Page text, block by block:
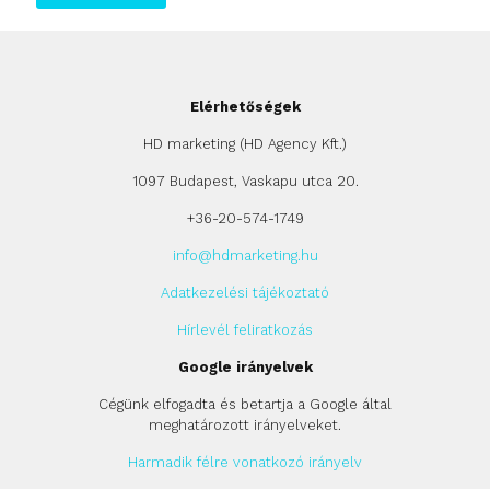
Elérhetőségek
HD marketing (HD Agency Kft.)
1097 Budapest, Vaskapu utca 20.
+36-20-574-1749
info@hdmarketing.hu
Adatkezelési tájékoztató
Hírlevél feliratkozás
Google irányelvek
Cégünk elfogadta és betartja a Google által
meghatározott irányelveket.
Harmadik félre vonatkozó irányelv